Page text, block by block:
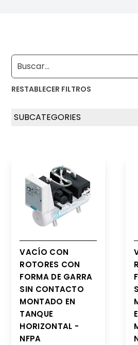
RESTABLECER FILTROS
SUBCATEGORIES
Sistemas de Vacío de
Seco
Sistemas de Vacío de
Lubricadas - NFPA
VACÍO CON
ROTORES CON
FORMA DE GARRA
SIN CONTACTO
MONTADO EN
TANQUE
HORIZONTAL -
NFPA